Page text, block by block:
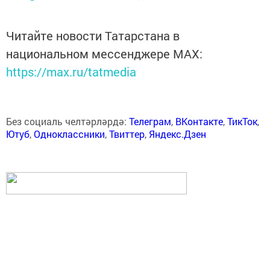
Читайте новости Татарстана в
национальном мессенджере MАХ:
https://max.ru/tatmedia
Без социаль челтәрләрдә: Телеграм, ВКонтакте,ТикТок,
Ютуб,Одноклассники,Твиттер, Яндекс.Дзен